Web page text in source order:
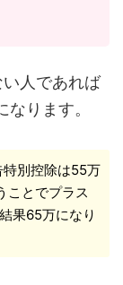
人であれば
ります。
別控除は55万
ことでプラス
果65万になり